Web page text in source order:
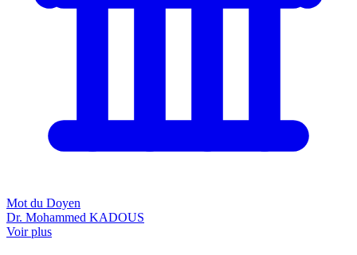
Mot du Doyen
Dr. Mohammed KADOUS
Voir plus